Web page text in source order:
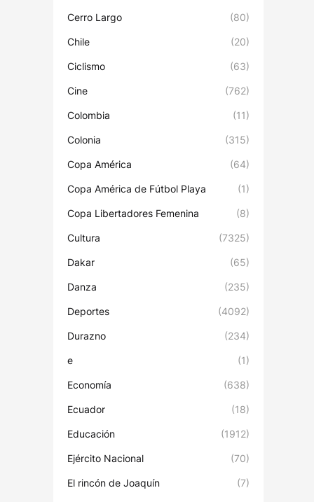
Cerro Largo (80)
Chile (20)
Ciclismo (63)
Cine (762)
Colombia (11)
Colonia (315)
Copa América (64)
Copa América de Fútbol Playa (1)
Copa Libertadores Femenina (8)
Cultura (7325)
Dakar (65)
Danza (235)
Deportes (4092)
Durazno (234)
e (1)
Economía (638)
Ecuador (18)
Educación (1912)
Ejército Nacional (70)
El rincón de Joaquín (7)